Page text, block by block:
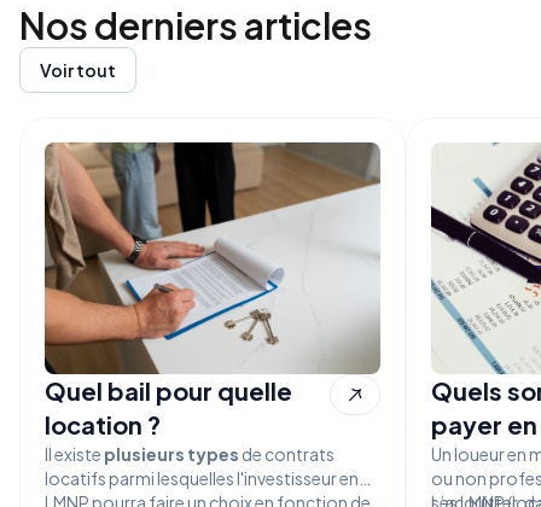
Nos derniersarticles
Voir tout
Quel bail pour quelle
location ?
Il existe plusieurs types de contrats
locatifs parmi lesquelles l'investisseur en
LMNP pourra faire un choix en fonction de
Quels
payer en
Un loueur en
ou non
s’acquitter,
Les LMNP